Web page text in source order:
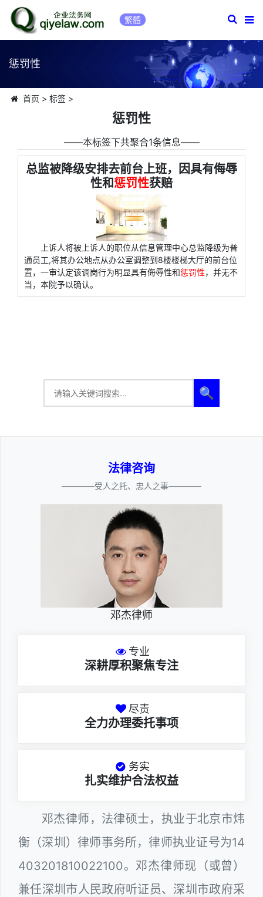
繁體
惩罚性
首页 > 标签>
惩罚性
――本标签下共聚合1条信息――
总监被降级安排去前台上班，因具有侮辱
性和惩罚性获赔
上诉人将被上诉人的职位从信息管理中心总监降级为普
通员工,将其办公地点从办公室调整到8楼楼梯大厅的前台位
置，一审认定该调岗行为明显具有侮辱性和惩罚性，并无不
当，本院予以确认。
🔍
法律咨询
————受人之托、忠人之事————
邓杰律师
专业
深耕厚积聚焦专注
尽责
全力办理委托事项
务实
扎实维护合法权益
邓杰律师，法律硕士，执业于北京市炜
衡（深圳）律师事务所，律师执业证号为14
403201810022100。邓杰律师现（或曾）
兼任深圳市人民政府听证员、深圳市政府采